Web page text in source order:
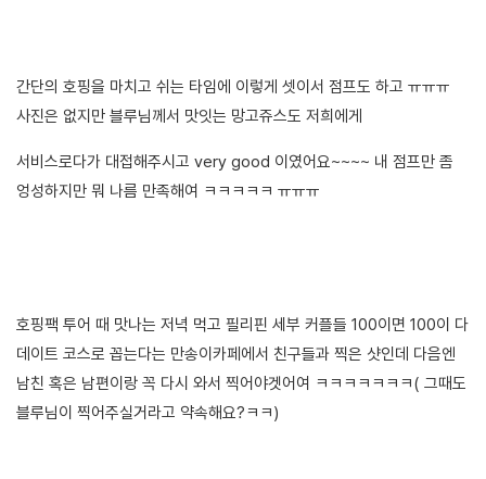
간단의 호핑을 마치고 쉬는 타임에 이렇게 셋이서 점프도 하고 ㅠㅠㅠ
사진은 없지만 블루님께서 맛잇는 망고쥬스도 저희에게
서비스로다가 대접해주시고 very good 이였어요~~~~ 내 점프만 좀
엉성하지만 뭐 나름 만족해여 ㅋㅋㅋㅋㅋ ㅠㅠㅠ
호핑팩 투어 때 맛나는 저녁 먹고 필리핀 세부 커플들 100이면 100이 다
데이트 코스로 꼽는다는 만송이카페에서 친구들과 찍은 샷인데 다음엔
남친 혹은 남편이랑 꼭 다시 와서 찍어야겟어여 ㅋㅋㅋㅋㅋㅋㅋ( 그때도
블루님이 찍어주실거라고 약속해요?ㅋㅋ)